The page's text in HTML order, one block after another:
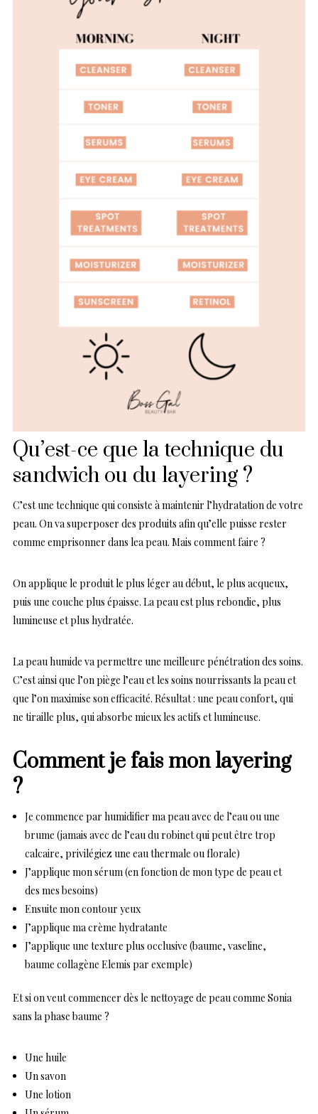
Qu’est-ce que la technique du
sandwich ou du layering ?
C’est une technique qui consiste à maintenir l’hydratation de votre
peau. On va superposer des produits afin qu’elle puisse rester
comme emprisonner dans lea peau. Mais comment faire ?
On applique le produit le plus léger au début, le plus acqueux,
puis une couche plus épaisse. La peau est plus rebondie, plus
lumineuse et plus hydratée.
La peau humide va permettre une meilleure pénétration des soins.
C’est ainsi que l’on piège l’eau et les soins nourrissants la peau et
que l’on maximise son efficacité. Résultat : une peau confort, qui
ne tiraille plus, qui absorbe mieux les actifs et lumineuse.
Comment je fais mon layering
?
Je commence par humidifier ma peau avec de l’eau ou une
brume (jamais avec de l’eau du robinet qui peut être trop
calcaire, privilégiez une eau thermale ou florale)
J’applique mon sérum (en fonction de mon type de peau et
des mes besoins)
Ensuite mon contour yeux
J’applique ma crème hydratante
J’applique une texture plus occlusive (baume, vaseline,
baume collagène Elemis par exemple)
Et si on veut commencer dès le nettoyage de peau comme Sonia
sans la phase baume ?
Une huile
Un savon
Une lotion